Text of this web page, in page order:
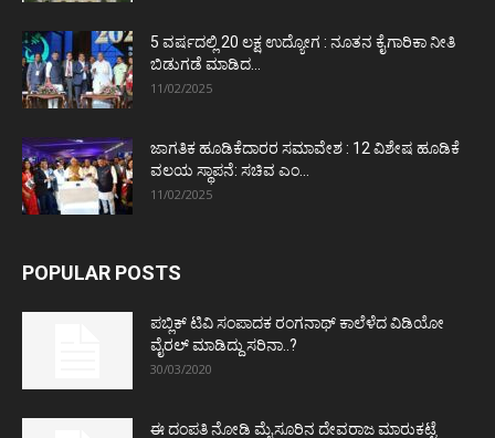
5 ವರ್ಷದಲ್ಲಿ 20 ಲಕ್ಷ ಉದ್ಯೋಗ : ನೂತನ ಕೈಗಾರಿಕಾ ನೀತಿ
ಬಿಡುಗಡೆ ಮಾಡಿದ...
11/02/2025
ಜಾಗತಿಕ ಹೂಡಿಕೆದಾರರ ಸಮಾವೇಶ : 12 ವಿಶೇಷ ಹೂಡಿಕೆ
ವಲಯ ಸ್ಥಾಪನೆ: ಸಚಿವ ಎಂ...
11/02/2025
POPULAR POSTS
ಪಬ್ಲಿಕ್ ಟಿವಿ ಸಂಪಾದಕ ರಂಗನಾಥ್ ಕಾಲೆಳೆದ ವಿಡಿಯೋ
ವೈರಲ್ ಮಾಡಿದ್ದು ಸರಿನಾ..?
30/03/2020
ಈ ದಂಪತಿ ನೋಡಿ ಮೈಸೂರಿನ ದೇವರಾಜ ಮಾರುಕಟ್ಟೆ